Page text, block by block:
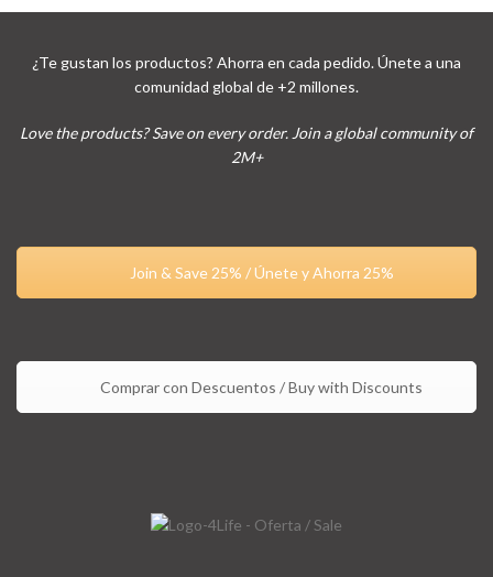
¿Te gustan los productos? Ahorra en cada pedido. Únete a una
comunidad global de +2 millones.
Love the products? Save on every order. Join a global community of
2M+
Join & Save 25% / Únete y Ahorra 25%
Comprar con Descuentos / Buy with Discounts